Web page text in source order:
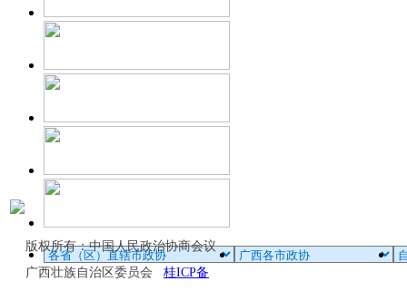
版权所有：中国人民政治协商会议
广西壮族自治区委员会 桂ICP备